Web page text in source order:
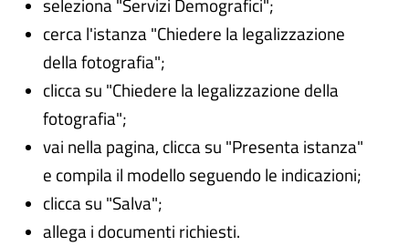
seleziona "Servizi Demografici";
cerca l'istanza "Chiedere la legalizzazione
della fotografia";
clicca su "Chiedere la legalizzazione della
fotografia";
vai nella pagina, clicca su "Presenta istanza"
e compila il modello seguendo le indicazioni;
clicca su "Salva";
allega i documenti richiesti.